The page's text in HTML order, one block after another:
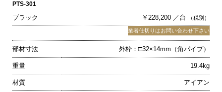
PTS-301
ブラック ￥228,200 ／台 （税別）
業者仕切りはお問い合わせ下さい
部材寸法 外枠：□32×14mm（角パイプ）
重量 19.4kg
材質 アイアン